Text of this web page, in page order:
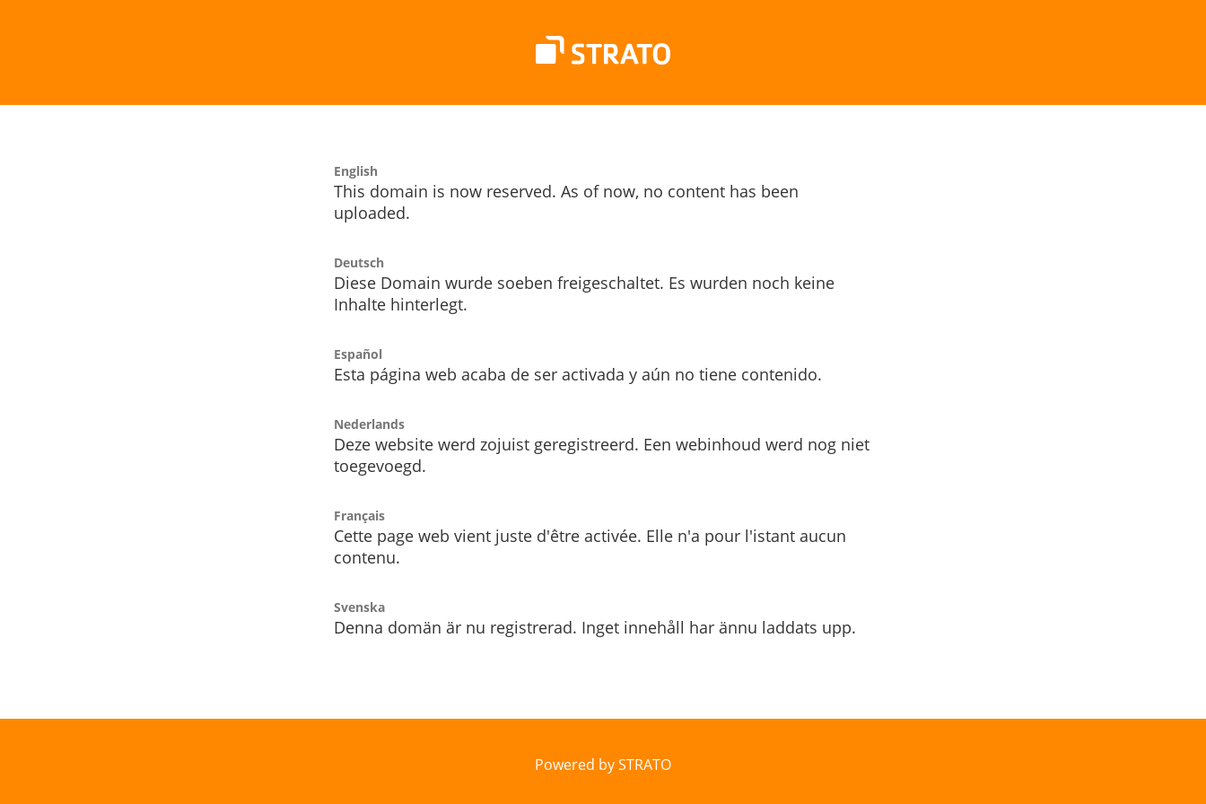
English
This domain is now reserved. As of now, no content has been
uploaded.
Deutsch
Diese Domain wurde soeben freigeschaltet. Es wurden noch keine
Inhalte hinterlegt.
Español
Esta página web acaba de ser activada y aún no tiene contenido.
Nederlands
Deze website werd zojuist geregistreerd. Een webinhoud werd nog niet
toegevoegd.
Français
Cette page web vient juste d'être activée. Elle n'a pour l'istant aucun
contenu.
Svenska
Denna domän är nu registrerad. Inget innehåll har ännu laddats upp.
Powered by STRATO